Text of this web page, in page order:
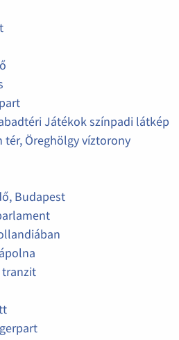
Játékok színpadi látkép
tér, Öreghölgy víztorony
Budapest
tranzit